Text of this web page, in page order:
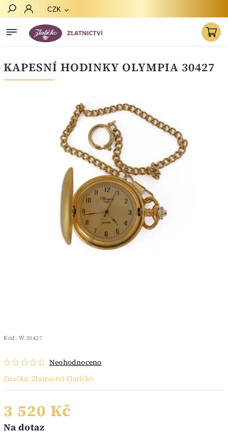
CZK
KAPESNÍ HODINKY OLYMPIA 30427
Kód: W.30427
Neohodnoceno
Značka: Zlatnictví Zlatíčko
3 520 Kč
Na dotaz